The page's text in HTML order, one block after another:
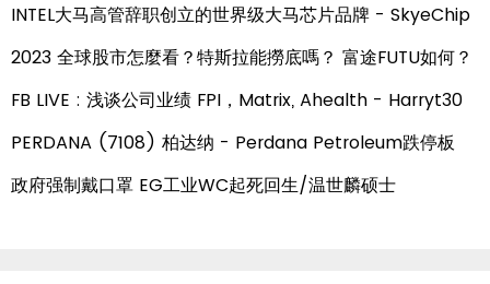
INTEL大马高管辞职创立的世界级大马芯片品牌 - SkyeChip
2023 全球股市怎麼看？特斯拉能撈底嗎？ 富途FUTU如何？
FB LIVE : 浅谈公司业绩 FPI，Matrix, Ahealth - Harryt30
PERDANA (7108) 柏达纳 - Perdana Petroleum跌停板
政府强制戴口罩 EG工业WC起死回生/温世麟硕士